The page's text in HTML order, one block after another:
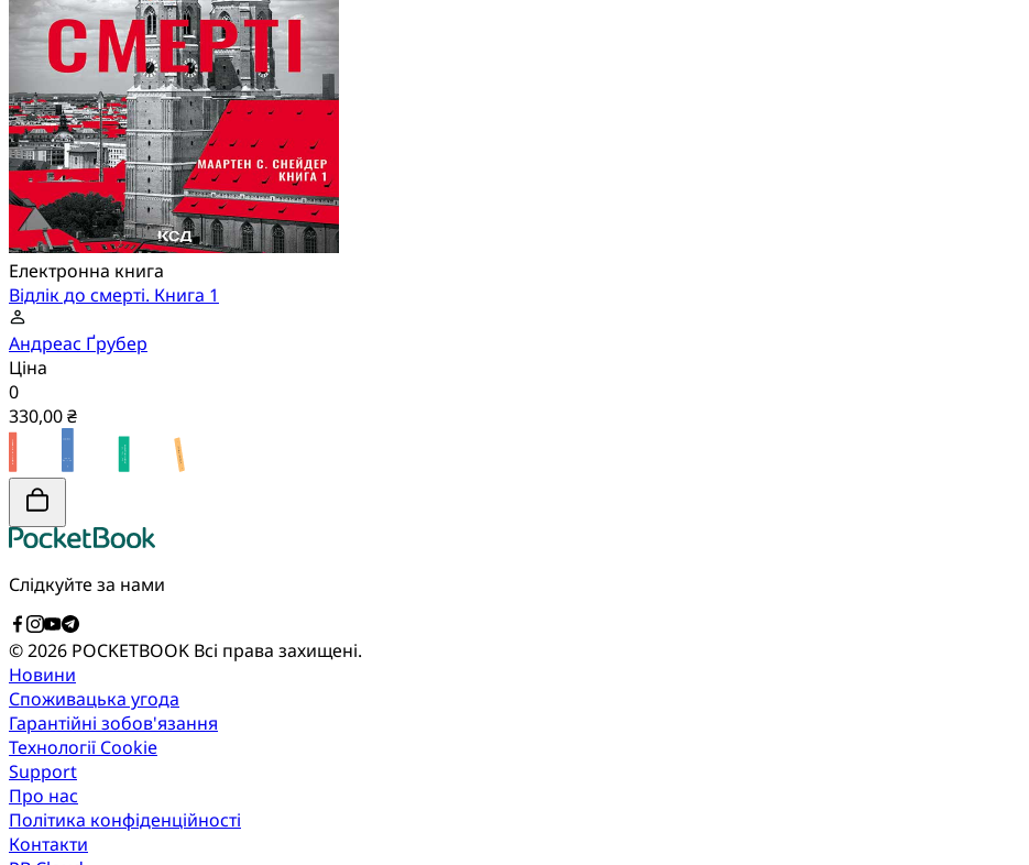
Електронна книга
Відлік до смерті. Книга 1
Андреас Ґрубер
Ціна
0
330,00 ₴
Слідкуйте за нами
© 2026 POCKETBOOK Всі права захищені.
Новини
Споживацька угода
Гарантійні зобов'язання
Технології Cookie
Support
Про нас
Політика конфіденційності
Контакти